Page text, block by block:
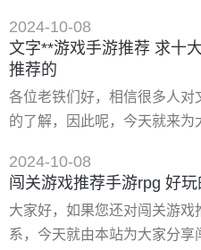
击游戏手游 下载地址： 类型
v1.0 大小：62.20m 语言：中
蝎子机器人射击游戏中玩家
2024-10-08
文字**游戏手游推荐 求十
推荐的
各位老铁们好，相信很多人对
的了解，因此呢，今天就来为
识，还望可以帮助大家，解决
看看吧！ 一、求十大**类推理
类推理手游：《名**比利:阴
《天幕》、《**八哥犬夏洛克
2024-10-08
闯关游戏推荐手游rpg 好
大家好，如果您还对闯关游
系，今天就由本站为大家分